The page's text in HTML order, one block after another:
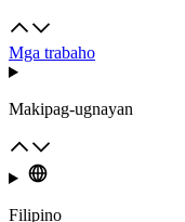
Mga trabaho
Makipag-ugnayan
Filipino